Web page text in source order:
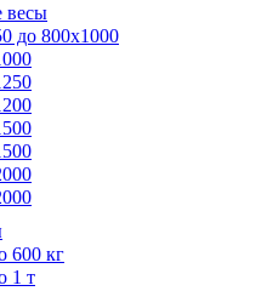
весы
до 800х1000
600 кг
1 т